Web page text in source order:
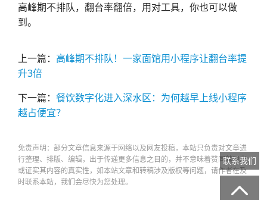
高峰期不排队，翻台率翻倍，用对工具，你也可以做
到。
上一篇： 高峰期不排队！一家面馆用小程序让翻台率提
升3倍
下一篇： 餐饮数字化进入深水区：为何越早上线小程序
越占便宜？
免责声明：部分文章信息来源于网络以及网友投稿，本站只负责对文章进
行整理、排版、编辑，出于传递更多信息之目的，并不意味着赞同其观点
或证实其内容的真实性，如本站文章和转稿涉及版权等问题，请作者在及
时联系本站，我们会尽快为您处理。
联系我们
